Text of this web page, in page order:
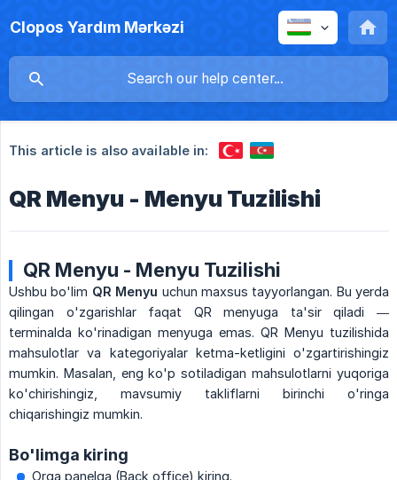
Clopos Yardım Mərkəzi
This article is also available in:
QR Menyu - Menyu Tuzilishi
QR Menyu - Menyu Tuzilishi
Ushbu bo'lim QR Menyu uchun maxsus tayyorlangan. Bu yerda
qilingan o'zgarishlar faqat QR menyuga ta'sir qiladi —
terminalda ko'rinadigan menyuga emas. QR Menyu tuzilishida
mahsulotlar va kategoriyalar ketma-ketligini o'zgartirishingiz
mumkin. Masalan, eng ko'p sotiladigan mahsulotlarni yuqoriga
ko'chirishingiz, mavsumiy takliflarni birinchi o'ringa
chiqarishingiz mumkin.
Bo'limga kiring
Orqa panelga (Back office) kiring.